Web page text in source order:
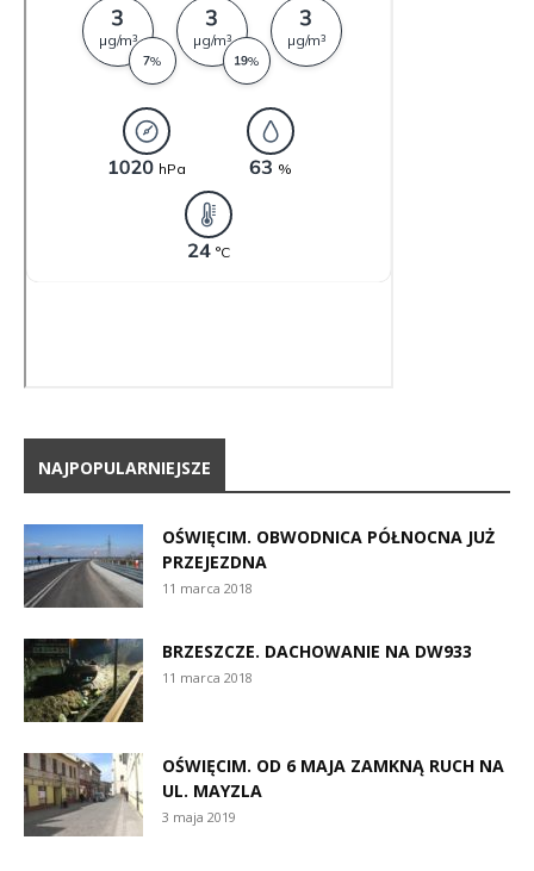
NAJPOPULARNIEJSZE
OŚWIĘCIM. OBWODNICA PÓŁNOCNA JUŻ
PRZEJEZDNA
11 marca 2018
BRZESZCZE. DACHOWANIE NA DW933
11 marca 2018
OŚWIĘCIM. OD 6 MAJA ZAMKNĄ RUCH NA
UL. MAYZLA
3 maja 2019